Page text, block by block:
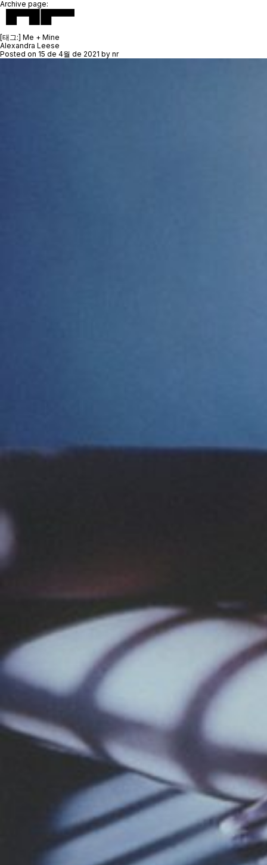
Archive page:
[태그:] Me + Mine
Alexandra Leese
Posted on 15 de 4월 de 2021 by nr